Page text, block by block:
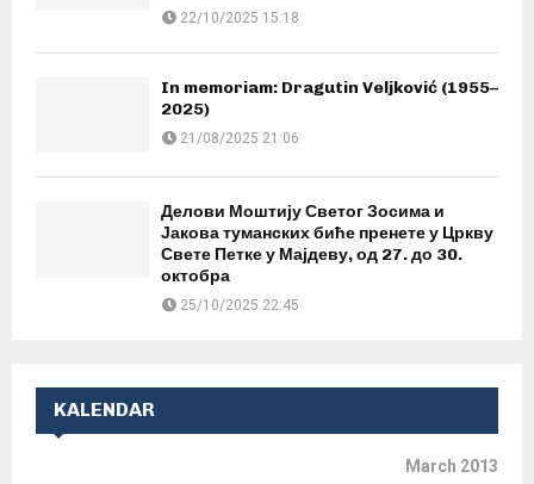
22/10/2025 15:18
In memoriam: Dragutin Veljković (1955–
2025)
21/08/2025 21:06
Делови Моштију Светог Зосима и
Јакова туманских биће пренете у Цркву
Свете Петке у Мајдеву, од 27. до 30.
октобра
25/10/2025 22:45
KALENDAR
March 2013